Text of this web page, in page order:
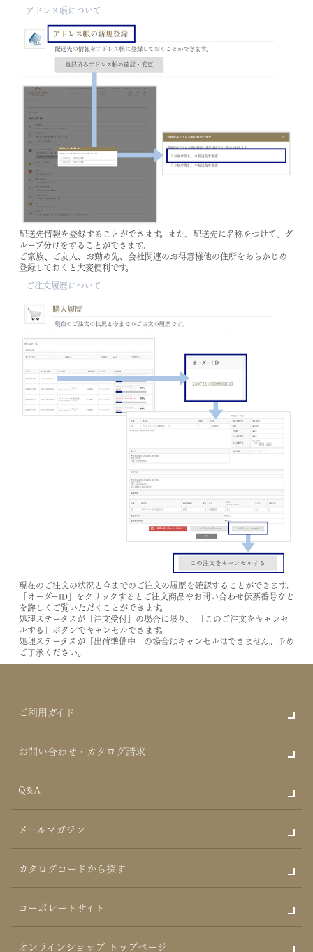
アドレス帳について
配送先情報を登録することができます。また、配送先に名称をつけて、グ
ループ分けをすることができます。
ご家族、ご友人、お勤め先、会社関連のお得意様他の住所をあらかじめ
登録しておくと大変便利です。
ご注文履歴について
現在のご注文の状況と今までのご注文の履歴を確認することができます。
「オーダーID」 をクリックするとご注文商品やお問い合わせ伝票番号など
を詳しくご覧いただくことができます。
処理ステータスが「注文受付」の場合に限り、
「このご注文をキャンセ
ルする」 ボタンでキャンセルできます。
処理ステータスが「出荷準備中」の場合はキャンセルはできません。予め
ご了承ください。
ご利用ガイド
お問い合わせ・カタログ請求
Q&A
メールマガジン
カタログコードから探す
コーポレートサイト
オンラインショップ トップページ